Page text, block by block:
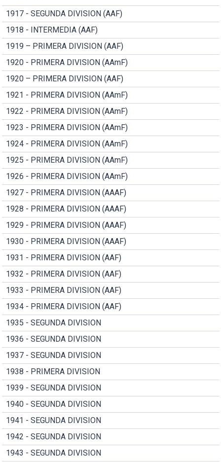
1917 - SEGUNDA DIVISION (AAF)
1918 - INTERMEDIA (AAF)
1919 – PRIMERA DIVISION (AAF)
1920 - PRIMERA DIVISION (AAmF)
1920 – PRIMERA DIVISION (AAF)
1921 - PRIMERA DIVISION (AAmF)
1922 - PRIMERA DIVISION (AAmF)
1923 - PRIMERA DIVISION (AAmF)
1924 - PRIMERA DIVISION (AAmF)
1925 - PRIMERA DIVISION (AAmF)
1926 - PRIMERA DIVISION (AAmF)
1927 - PRIMERA DIVISION (AAAF)
1928 - PRIMERA DIVISION (AAAF)
1929 - PRIMERA DIVISION (AAAF)
1930 - PRIMERA DIVISION (AAAF)
1931 - PRIMERA DIVISION (AAF)
1932 - PRIMERA DIVISION (AAF)
1933 - PRIMERA DIVISION (AAF)
1934 - PRIMERA DIVISION (AAF)
1935 - SEGUNDA DIVISION
1936 - SEGUNDA DIVISION
1937 - SEGUNDA DIVISION
1938 - PRIMERA DIVISION
1939 - SEGUNDA DIVISION
1940 - SEGUNDA DIVISION
1941 - SEGUNDA DIVISION
1942 - SEGUNDA DIVISION
1943 - SEGUNDA DIVISION